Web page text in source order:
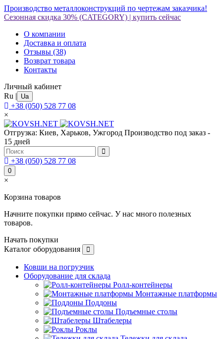
Производство металлоконструкций по чертежам заказчика!
Сезонная скидка 30% (CATEGORY) | купить сейчас
О компании
Доставка и оплата
Отзывы (38)
Возврат товара
Контакты
Личный кабинет
Ru | Ua
+38 (050) 528 77 08
×
Отгрузка: Киев, Харьков, Ужгород Производство под заказ -
15 дней
+38 (050) 528 77 08
0
×
Корзина товаров
Начните покупки прямо сейчас. У нас много полезных
товаров.
Начать покупки
Каталог оборудования
Ковши на погрузчик
Оборудование для склада
Ролл-контейнеры
Монтажные платформы
Поддоны
Подъемные столы
Штабелеры
Роклы